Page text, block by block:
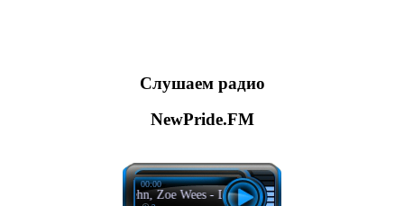
Слушаем радио
NewPride.FM
Felix Jaehn, Zoe Wees - Do It Better
00:00